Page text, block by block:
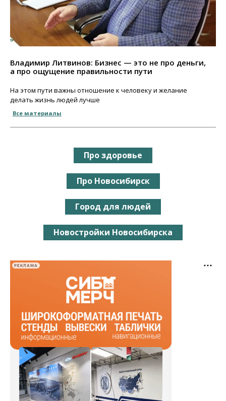
Владимир Литвинов: Бизнес — это не про деньги,
а про ощущение правильности пути
На этом пути важны отношение к человеку и желание
делать жизнь людей лучше
Все материалы
Про здоровье
Про Новосибирск
Город для людей
Новостройки Новосибирска
РЕКЛАМА